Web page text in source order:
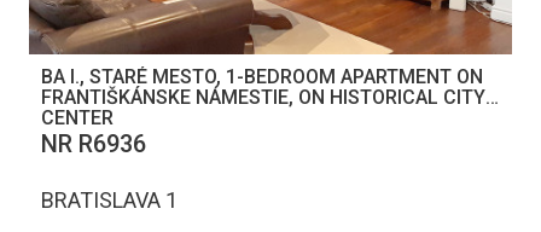
BA I., STARÉ MESTO, 1-BEDROOM APARTMENT ON
FRANTIŠKÁNSKE NÁMESTIE, ON HISTORICAL CITY
CENTER
NR R6936
BRATISLAVA 1